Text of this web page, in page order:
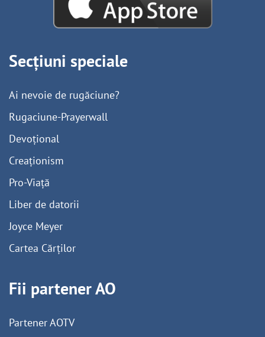
Secțiuni speciale
Ai nevoie de rugăciune?
Rugaciune-Prayerwall
Devoțional
Creaționism
Pro-Viață
Liber de datorii
Joyce Meyer
Cartea Cărților
Fii partener AO
Partener AOTV